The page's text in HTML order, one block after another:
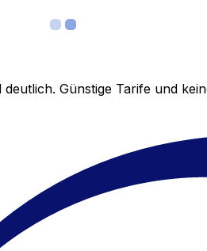
Günstige Tarife und